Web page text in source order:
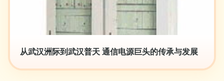
从武汉洲际到武汉普天 通信电源巨头的传承与发展